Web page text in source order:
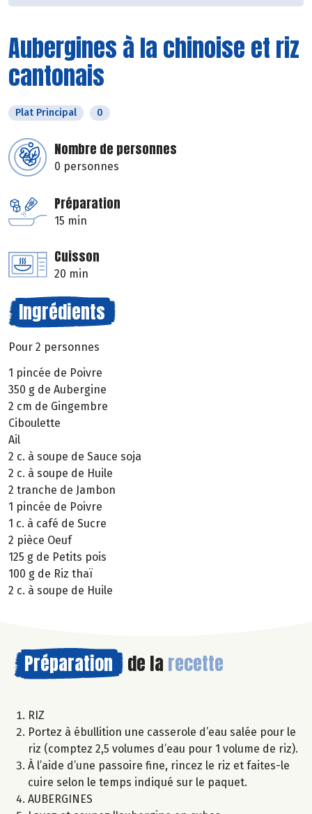
Aubergines à la chinoise et riz
cantonais
Plat Principal 0
Nombre de personnes
0 personnes
Préparation
15 min
Cuisson
20 min
Ingrédients
Pour 2 personnes
1 pincée de Poivre
350 g de Aubergine
2 cm de Gingembre
Ciboulette
Ail
2 c. à soupe de Sauce soja
2 c. à soupe de Huile
2 tranche de Jambon
1 pincée de Poivre
1 c. à café de Sucre
2 pièce Oeuf
125 g de Petits pois
100 g de Riz thaï
2 c. à soupe de Huile
Préparation de la recette
RIZ
Portez à ébullition une casserole d’eau salée pour le
riz (comptez 2,5 volumes d’eau pour 1 volume de riz).
À l’aide d’une passoire fine, rincez le riz et faites-le
cuire selon le temps indiqué sur le paquet.
AUBERGINES